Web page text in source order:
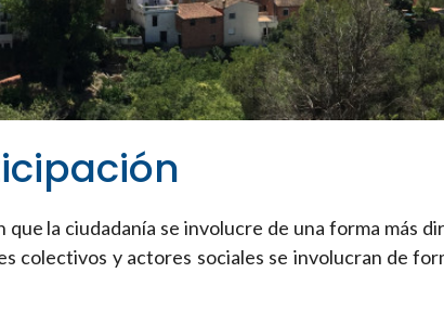
la ciudadanía se involucre de una forma más
colectivos y actores sociales se involucran de